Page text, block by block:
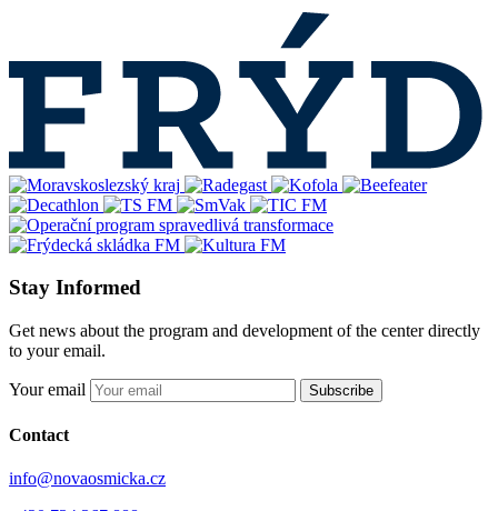
Stay Informed
Get news about the program and development of the center directly
to your email.
Your email Subscribe
Contact
info@novaosmicka.cz